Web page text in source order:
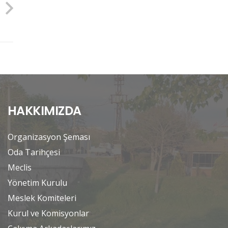
HAKKIMIZDA
Organizasyon Şeması
Oda Tarihçesi
Meclis
Yönetim Kurulu
Meslek Komiteleri
Kurul ve Komisyonlar